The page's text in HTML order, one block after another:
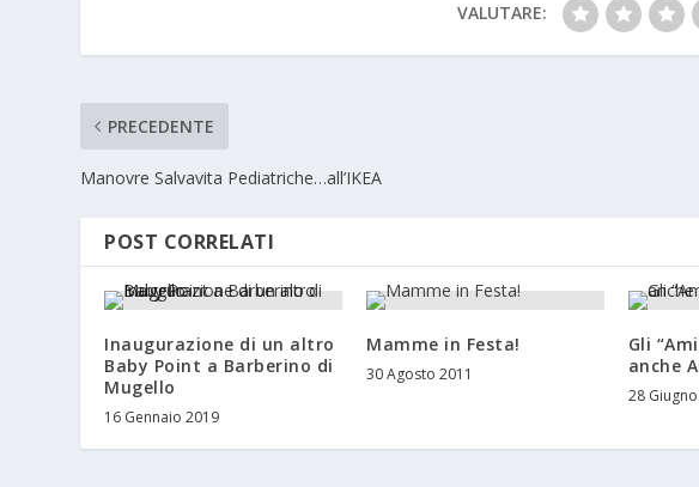
VALUTARE:
PRECEDENTE
Manovre Salvavita Pediatriche…all’IKEA
POST CORRELATI
Inaugurazione di un altro
Baby Point a Barberino di
Mugello
16 Gennaio 2019
Mamme in Festa!
30 Agosto 2011
Gli
anche
28